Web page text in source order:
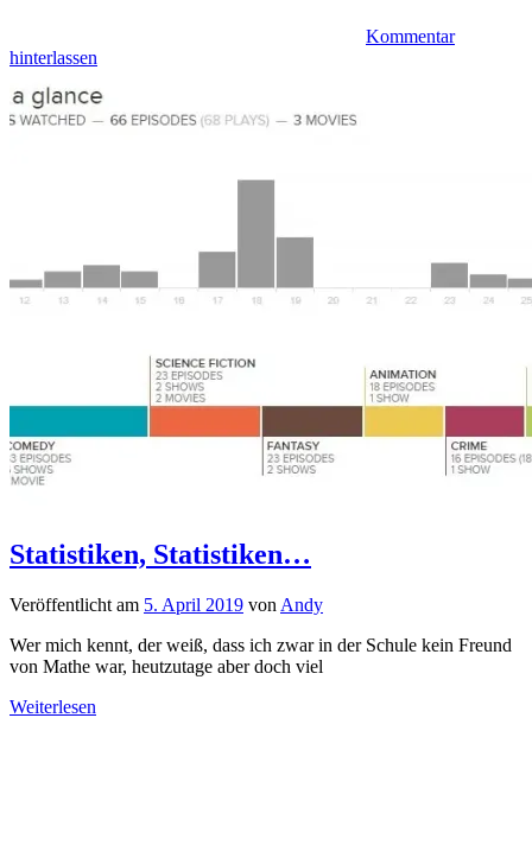
Kommentar
hinterlassen
Statistiken, Statistiken…
Veröffentlicht am 5. April 2019 von Andy
Wer mich kennt, der weiß, dass ich zwar in der Schule kein Freund
von Mathe war, heutzutage aber doch viel
Weiterlesen